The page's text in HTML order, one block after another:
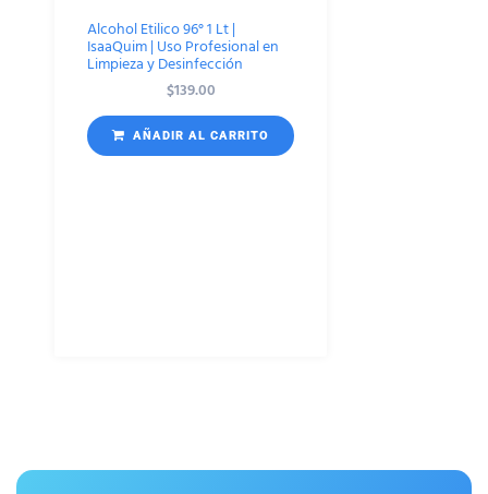
Alcohol Etilico 96° 1 Lt |
IsaaQuim | Uso Profesional en
Limpieza y Desinfección
$139.00
AÑADIR AL CARRITO